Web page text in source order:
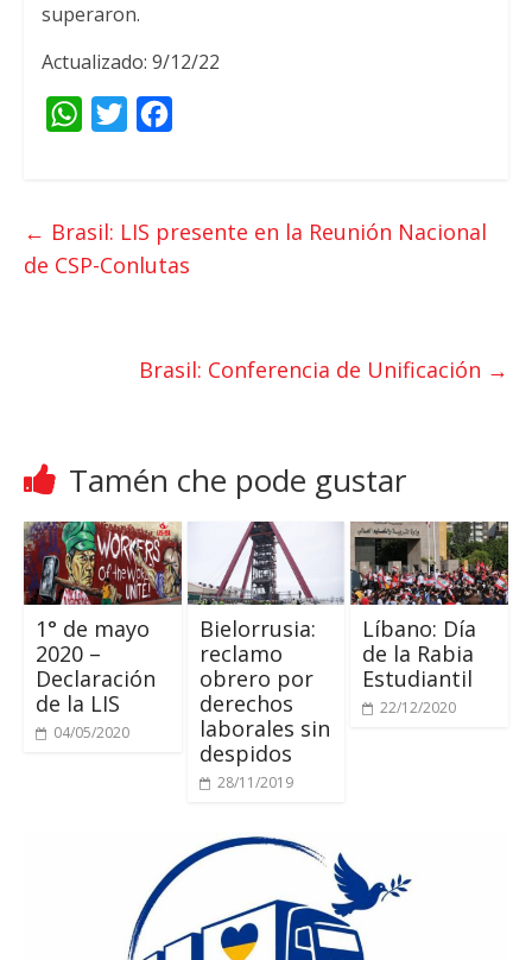
superaron.
Actualizado: 9/12/22
W
s
t
b
k
← Brasil: LIS presente en la Reunión Nacional
de CSP-Conlutas
Brasil: Conferencia de Unificación →
Tamén che pode gustar
1° de mayo
2020 –
Declaración
de la LIS
04/05/2020
Bielorrusia:
reclamo
obrero por
derechos
laborales sin
despidos
28/11/2019
Líbano: Día
de la Rabia
Estudiantil
22/12/2020